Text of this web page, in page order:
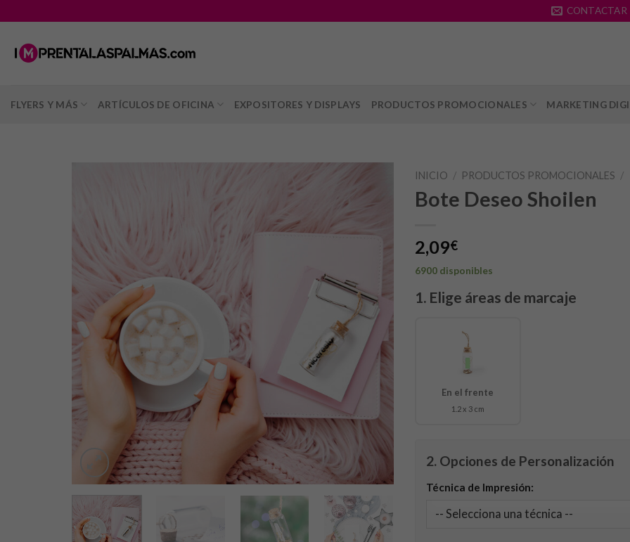
contenido
CONTACTAR
FLYERS Y MÁS ARTÍCULOS DE OFICINA EXPOSITORES Y DISPLAYS PRODUCTOS PROMOCIONALES MARKETING
INICIO / PRODUCTOS PROMOCIONALES /
Bote Deseo Shoilen
2,09€
6900 disponibles
1. Elige áreas de marcaje
En el frente
1.2 x 3 cm
2. Opciones de Personalización
Técnica de Impresión: